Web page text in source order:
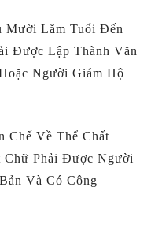
Lăm Tuổi Đến
Được Lập Thành Văn
Người Giám Hộ
Về Thể Chất
Chữ Phải Được Người
Và Có Công